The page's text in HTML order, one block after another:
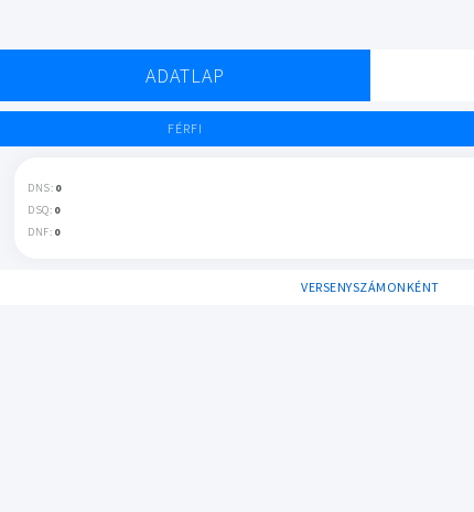
ADATLAP
FÉRFI
DNS: 0
DSQ: 0
DNF: 0
VERSENYSZÁMONKÉNT